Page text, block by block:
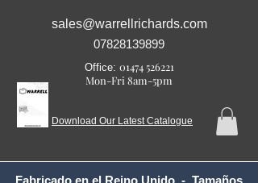
sales@warrellrichards.com
07828139899
Office: 01474 526221
Mon-Fri 8am-5pm
Download Our Latest Catalogue
Fabricado en el Reino Unido - Tamaños